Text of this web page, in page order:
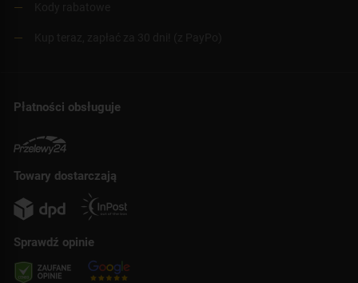
Płatności obsługuje
Towary dostarczają
Sprawdź opinie